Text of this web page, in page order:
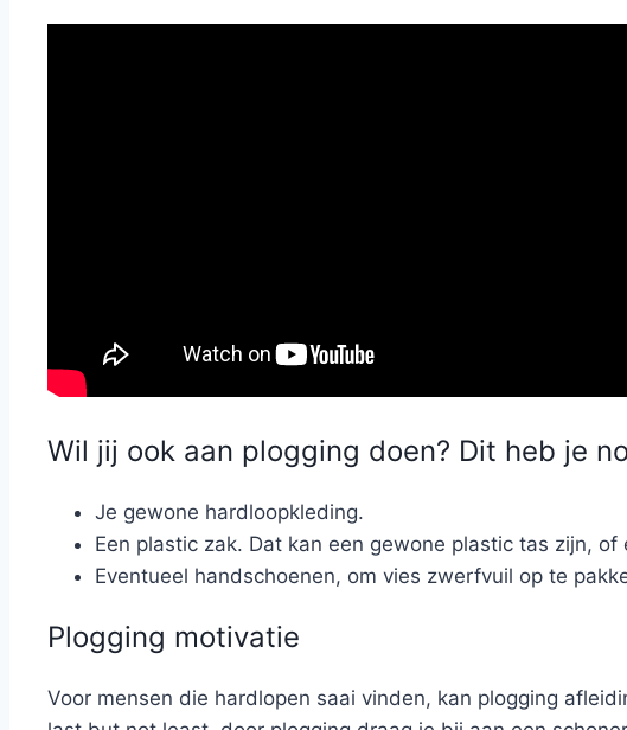
Wil jij ook aan plogging doen? Dit heb je
Je gewone hardloopkleding.
Een plastic zak. Dat kan een gewone plastic tas zijn,
Eventueel handschoenen, om vies zwerfvuil op te
Plogging motivatie
Voor mensen die hardlopen saai vinden, kan plogging